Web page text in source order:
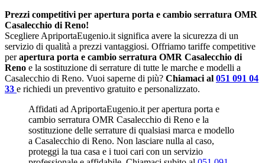
Prezzi competitivi per apertura porta e cambio serratura OMR
Casalecchio di Reno!
Scegliere ApriportaEugenio.it significa avere la sicurezza di un
servizio di qualità a prezzi vantaggiosi. Offriamo tariffe competitive
perapertura porta e cambio serratura OMR Casalecchio di
Reno e la sostituzione di serrature di tutte le marche e modelli a
Casalecchio di Reno. Vuoi saperne di più? Chiamaci al 051 091 04
33 e richiedi un preventivo gratuito e personalizzato.
Affidati ad ApriportaEugenio.it per apertura porta e
cambio serratura OMR Casalecchio di Reno e la
sostituzione delle serrature di qualsiasi marca e modello
a Casalecchio di Reno. Non lasciare nulla al caso,
proteggi la tua casa e i tuoi cari con un servizio